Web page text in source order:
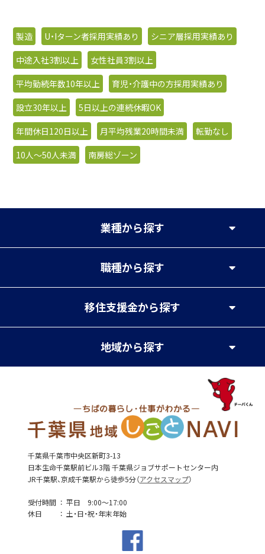
製造 U・Iターン者採用実績あり
シニア層採用実績あり
中途入社3割以上
女性社員3割以上
平均勤続年数10年以上
育児・介護中の方採用実績あり
設立30年以上
5日以上の連続休暇OK
年間休日120日以上
月平均残業20時間未満
転勤なし
10人〜50人未満
南房総ゾーン
業種から探す
職種から探す
移住支援金から探す
地域から探す
千葉県千葉市中央区新町3-13
日本生命千葉駅前ビル3階 千葉県ジョブサポートセンター内
JR千葉駅、京成千葉駅から徒歩5分（アクセスマップ）
受付時間
平日 9:00～17:00
休日
土・日・祝・年末年始